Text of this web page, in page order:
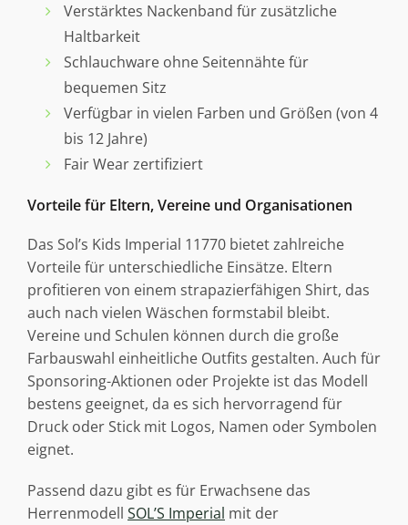
Verstärktes Nackenband für zusätzliche
Haltbarkeit
Schlauchware ohne Seitennähte für
bequemen Sitz
Verfügbar in vielen Farben und Größen (von 4
bis 12 Jahre)
Fair Wear zertifiziert
Vorteile für Eltern, Vereine und Organisationen
Das Sol’s Kids Imperial 11770 bietet zahlreiche
Vorteile für unterschiedliche Einsätze. Eltern
profitieren von einem strapazierfähigen Shirt, das
auch nach vielen Wäschen formstabil bleibt.
Vereine und Schulen können durch die große
Farbauswahl einheitliche Outfits gestalten. Auch für
Sponsoring-Aktionen oder Projekte ist das Modell
bestens geeignet, da es sich hervorragend für
Druck oder Stick mit Logos, Namen oder Symbolen
eignet.
Passend dazu gibt es für Erwachsene das
Herrenmodell SOL’S Imperial mit der